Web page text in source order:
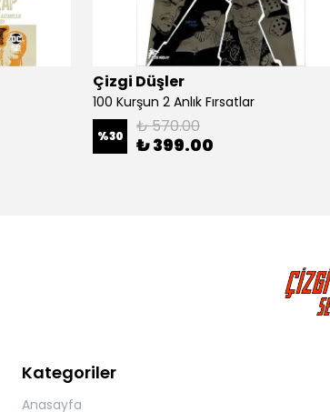
Çizgi Düşler
100 Kurşun 2 Anlık Fırsatlar
%30 ₺ 570.00
₺ 399.00
Kategoriler
Anasayfa